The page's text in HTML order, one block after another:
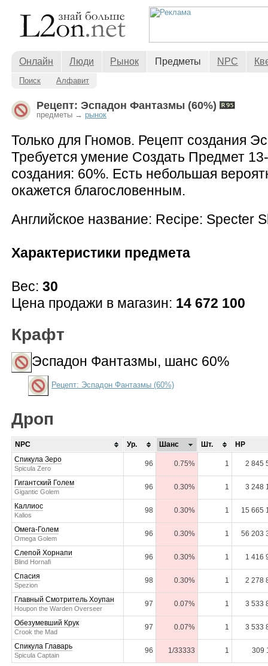
Онлайн Люди Рынок Предметы NPC
Поиск Алфавит
Рецепт: Эспадон Фантазмы (60%)
предметы → рынок
Только для Гномов. Рецепт создания
Требуется умение Создать Предмет
создания: 60%. Есть небольшая
окажется благословенным.
Английское название: Recipe: Specter
Характеристики предмета
Вес: 30
Цена продажи в магазин: 14 672 100
Крафт
Эспадон Фантазмы, шанс 60%
Рецепт: Эспадон Фантазмы (60%)
Дроп
NPC Ур. Шанс Шт.
HP
Спикула Зеро
Spicula Zero
96 0.75% 1 2 845
Гигантский Голем
Gigantic Golem
96 0.30% 1 3 248
Каллиос
Kalios
98 0.30% 1 15 665
Омега-Голем
Omega Golem
96 0.30% 1 56 203
Слепой Хорнапи
Blind Hornafi
96 0.30% 1 1 416
Спасия
Spezion
98 0.30% 1 2 278
Главный Смотритель Хоупан
Houpon the Warden Overseer
97 0.07% 1 3 533
Обезумевший Крук
Crook the Mad
97 0.07% 1 3 533
Спикула Главарь
Spicula Captain
96 1/33333 1 309